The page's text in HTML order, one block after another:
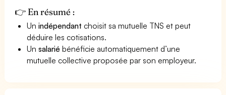
👉 En résumé :
Unindépendant choisit sa mutuelle TNS et peut
déduire les cotisations.
Unsalarié bénéficie automatiquement d’une
mutuelle collective proposée par son employeur.